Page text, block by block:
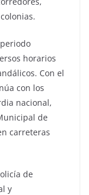
horarios
Con el
con los
nacional,
de
carreteras
de
y